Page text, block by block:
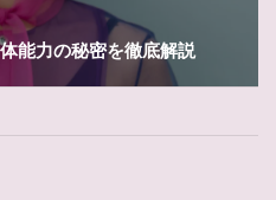
能力の秘密を徹底解説